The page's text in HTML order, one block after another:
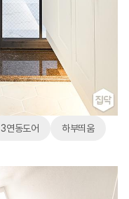
3연동도어 하부띄움